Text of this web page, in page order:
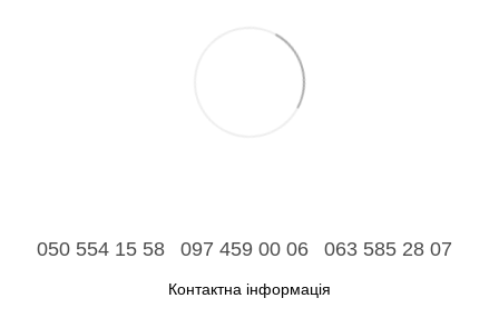
050 554 15 58 097 459 00 06 063 585 28 07
Контактна інформація